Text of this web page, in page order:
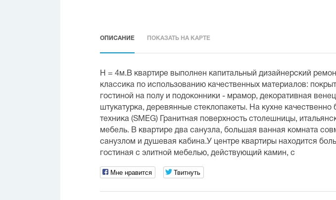
ОПИСАНИЕ ПОКАЗАТЬ НА КАРТЕ
Н = 4м.В квартире выполнен капитальный дизайнерский
классика по использованию качественных материалов:
гостиной на полу и подоконники - мрамор, декоративная
штукатурка, деревянные стеклопакеты. На кухне качественно
техника (SMEG) Гранитная поверхность столешницы,
мебель. В квартире два санузла, большая ванная комната
санузлом и душевая кабина.У центре квартиры находится
гостиная с элитной мебелью, действующий камин, с
Мне нравится Твитнуть